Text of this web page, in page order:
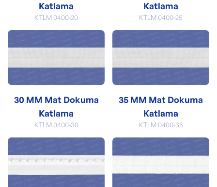
Katlama
KTLM 0400-20
Katlama
KTLM 0400-25
30 MM Mat Dokuma
Katlama
KTLM 0400-30
35 MM Mat Dokuma
Katlama
KTLM 0400-35